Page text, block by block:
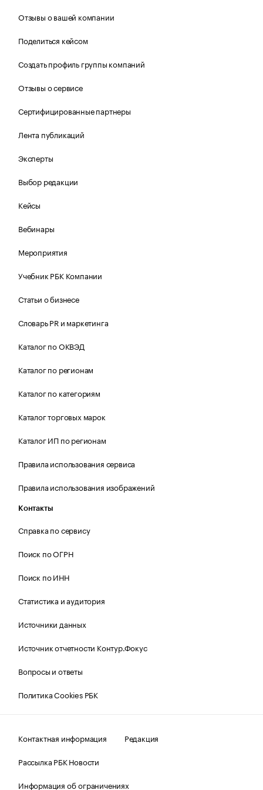
Отзывы о вашей компании
Поделиться кейсом
Создать профиль группы компаний
Отзывы о сервисе
Сертифицированные партнеры
Лента публикаций
Эксперты
Выбор редакции
Кейсы
Вебинары
Мероприятия
Учебник РБК Компании
Статьи о бизнесе
Словарь PR и маркетинга
Каталог по ОКВЭД
Каталог по регионам
Каталог по категориям
Каталог торговых марок
Каталог ИП по регионам
Правила использования сервиса
Правила использования изображений
Контакты
Справка по сервису
Поиск по ОГРН
Поиск по ИНН
Статистика и аудитория
Источники данных
Источник отчетности Контур.Фокус
Вопросы и ответы
Политика Cookies РБК
Контактная информация
Редакция
Рассылка РБК Новости
Информация об ограничениях